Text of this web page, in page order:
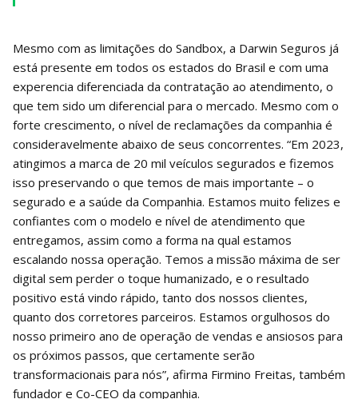
Mesmo com as limitações do Sandbox, a Darwin Seguros já
está presente em todos os estados do Brasil e com uma
experencia diferenciada da contratação ao atendimento, o
que tem sido um diferencial para o mercado. Mesmo com o
forte crescimento, o nível de reclamações da companhia é
consideravelmente abaixo de seus concorrentes. “Em 2023,
atingimos a marca de 20 mil veículos segurados e fizemos
isso preservando o que temos de mais importante – o
segurado e a saúde da Companhia. Estamos muito felizes e
confiantes com o modelo e nível de atendimento que
entregamos, assim como a forma na qual estamos
escalando nossa operação. Temos a missão máxima de ser
digital sem perder o toque humanizado, e o resultado
positivo está vindo rápido, tanto dos nossos clientes,
quanto dos corretores parceiros. Estamos orgulhosos do
nosso primeiro ano de operação de vendas e ansiosos para
os próximos passos, que certamente serão
transformacionais para nós”, afirma Firmino Freitas, também
fundador e Co-CEO da companhia.